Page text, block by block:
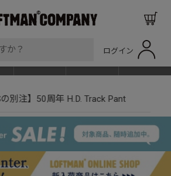
ログイン
の別注】50周年 H.D. Track Pant